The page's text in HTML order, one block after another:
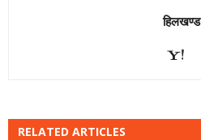
हिलखण्ड
RELATED ARTICLES